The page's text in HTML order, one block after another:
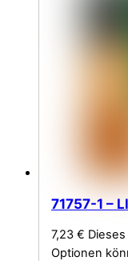
71757-1 –
7,23 €
Optionen